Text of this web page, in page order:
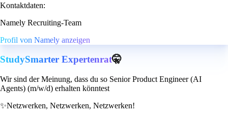
Kontaktdaten:
Namely Recruiting-Team
Profil von Namely anzeigen
StudySmarter Expertenrat🤫
Wir sind der Meinung, dass du so Senior Product Engineer (AI
Agents) (m/w/d) erhalten könntest
✨Netzwerken, Netzwerken, Netzwerken!